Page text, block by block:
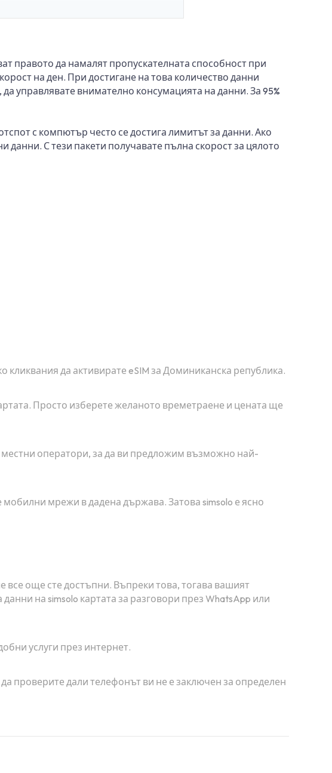
правото да намалят пропускателната способност при
на ден. При достигане на това количество данни
управлявате внимателно консумацията на данни. За 95%
с компютър често се достига лимитът за данни. Ако
С тези пакети получавате пълна скорост за цялото
кликвания да активирате eSIM за Доминиканска република.
Просто изберете желаното времетраене и цената ще
оператори, за да ви предложим възможно най-
мрежи в дадена държава. Затова simsolo е ясно
все още сте достъпни. Въпреки това, тогава вашият
на simsolo картата за разговори през WhatsApp или
услуги през интернет.
проверите дали телефонът ви не е заключен за определен